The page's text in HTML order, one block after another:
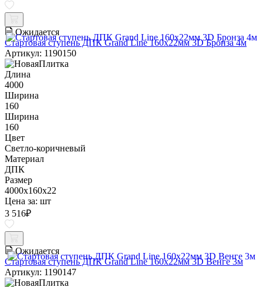
Ожидается
Стартовая ступень ДПК Grand Line 160х22мм 3D Бронза 4м
Артикул: 1190150
Длина
4000
Ширина
160
Ширина
160
Цвет
Светло-коричневый
Материал
ДПК
Размер
4000x160x22
Цена за: шт
3 516₽
Ожидается
Стартовая ступень ДПК Grand Line 160х22мм 3D Венге 3м
Артикул: 1190147